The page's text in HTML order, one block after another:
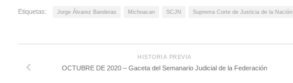
Etiquetas: Jorge Álvarez Banderas Michoacan SCJN Suprema Corte de Justicia de la Nación
HISTORIA PREVIA
OCTUBRE DE 2020 – Gaceta del Semanario Judicial de la Federación